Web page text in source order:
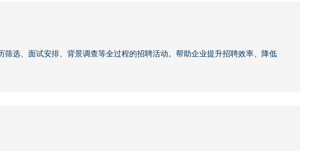
选、面试安排、背景调查等全过程的招聘活动。帮助企业提升招聘效率、降低